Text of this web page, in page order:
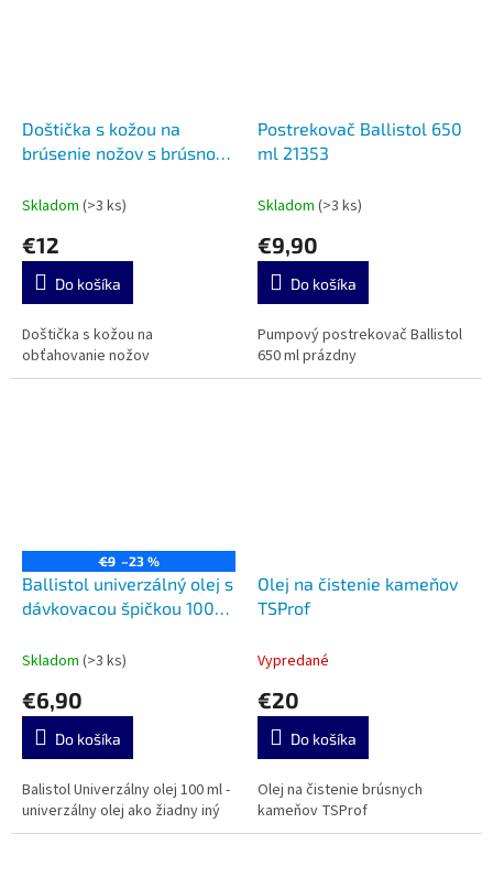
Doštička s kožou na
brúsenie nožov s brúsnou
Skladom (>3 ks)
€12
Do košíka
Doštička s kožou na
obťahovanie nožov
Postrekovač Ballistol 650
ml 21353
Skladom (>3 ks)
€9,90
Do košíka
Pumpový postrekovač Ballistol
650 ml prázdny
€9 –23 %
Ballistol univerzálný olej s
dávkovacou špičkou 100
Skladom (>3 ks)
€6,90
Do košíka
Balistol Univerzálny olej 100 ml -
univerzálny olej ako žiadny iný
Olej na čistenie kameňov
TSProf
Vypredané
€20
Do košíka
Olej na čistenie brúsnych
kameňov TSProf